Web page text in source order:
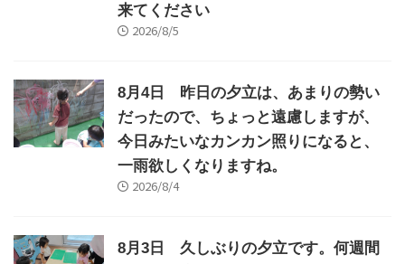
来てください
2026/8/5
8月4日 昨日の夕立は、あまりの勢い
だったので、ちょっと遠慮しますが、
今日みたいなカンカン照りになると、
一雨欲しくなりますね。
2026/8/4
8月3日 久しぶりの夕立です。何週間